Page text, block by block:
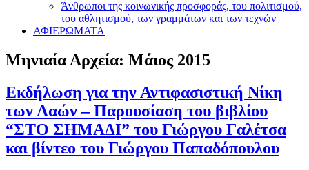
Άνθρωποι της κοινωνικής προσφοράς, του πολιτισμού,
του αθλητισμού, των γραμμάτων και των τεχνών
ΑΦΙΕΡΩΜΑΤΑ
Μηνιαία Αρχεία: Μάιος 2015
Εκδήλωση για την Αντιφασιστική Νίκη
των Λαών – Παρουσίαση του βιβλίου
“ΣΤΟ ΣΗΜΑΔΙ” του Γιώργου Γαλέτσα
και βίντεο του Γιώργου Παπαδόπουλου